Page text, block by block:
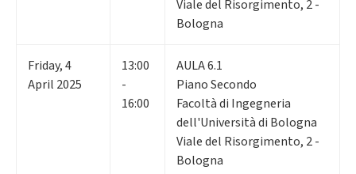
Viale del Risorgimento, 2 -
Bologna
Friday,4
April 2025
13:00
-
16:00
AULA 6.1
Piano Secondo
Facoltà di Ingegneria
dell'Università di Bologna
Viale del Risorgimento, 2 -
Bologna